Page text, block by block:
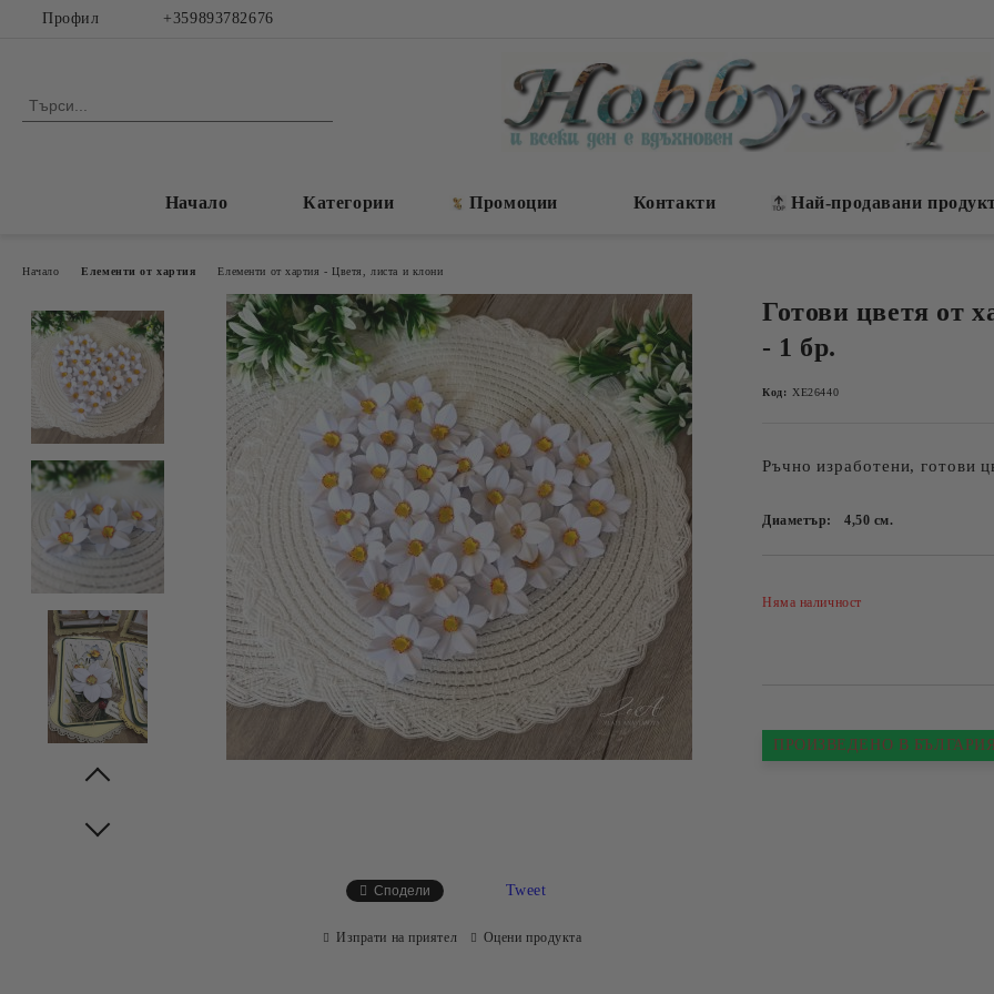
Профил +359893782676
Начало Категории Промоции Контакти Най-продавани
Начало Елементи от хартия Елементи от хартия - Цветя, листа и клони
Готови цветя от
- 1 бр.
Код: ХЕ26440
Ръчно изработени, готови
Диаметър: 4,50 см.
Няма наличност
ПРОИЗВЕДЕНО В
Сподели Tweet
Изпрати на приятел Оцени продукта